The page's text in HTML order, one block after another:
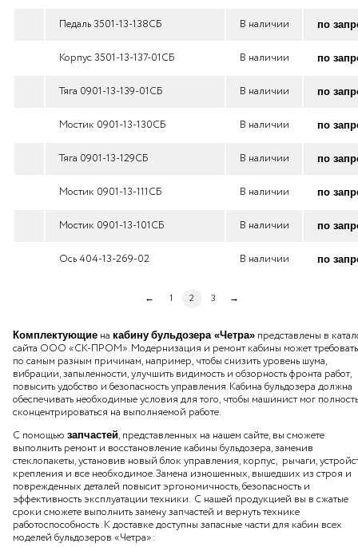
Педаль 3501-13-138СБ В наличии по
Корпус 3501-13-137-01СБ В наличии по
Тяга 0901-13-139-01СБ В наличии по
Мостик 0901-13-130СБ В наличии по
Тяга 0901-13-129СБ В наличии по
Мостик 0901-13-111СБ В наличии по
Мостик 0901-13-101СБ В наличии по
Ось 404-13-269-02 В наличии по
← 1 2 3 →
Комплектующие накабину бульдозера «Четра» представлены в
сайта ООО «СК-ПРОМ». Модернизация и ремонт кабины может
по самым разным причинам, например, чтобы снизить уровень шума,
вибрации, запыленности, улучшить видимость и обзорность фронта работ,
повысить удобство и безопасность управления. Кабина бульдозера должна
обеспечивать необходимые условия для того, чтобы машинист мог
сконцентрироваться на выполняемой работе.
С помощьюзапчастей, представленных на нашем сайте, вы сможете
выполнить ремонт и восстановление кабины бульдозера, заменив
стеклопакеты, установив новый блок управления, корпус, рычаги,
крепления и все необходимое. Замена изношенных, вышедших из строя и
поврежденных деталей повысит эргономичность, безопасность и
эффективность эксплуатации техники. С нашей продукцией вы в сжатые
сроки сможете выполнить замену запчастей и вернуть технике
работоспособность . К доставке доступны запасные части для кабин всех
моделей бульдозеров «Четра»: